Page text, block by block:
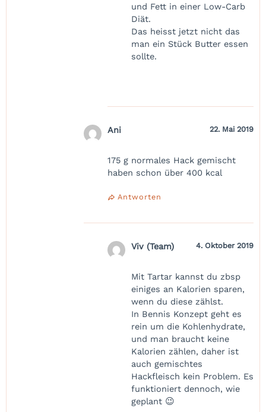
und Fett in einer Low-Carb
Diät.
Das heisst jetzt nicht das
man ein Stück Butter essen
sollte.
Ani 22. Mai 2019
175 g normales Hack gemischt
haben schon über 400 kcal
Antworten
Viv (Team) 4. Oktober 2019
Mit Tartar kannst du zbsp
einiges an Kalorien sparen,
wenn du diese zählst.
In Bennis Konzept geht es
rein um die Kohlenhydrate,
und man braucht keine
Kalorien zählen, daher ist
auch gemischtes
Hackfleisch kein Problem. Es
funktioniert dennoch, wie
geplant 😉